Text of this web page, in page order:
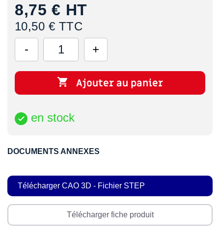
8,75 € HT
10,50 € TTC
 Ajouter au panier
 en stock
DOCUMENTS ANNEXES
Télécharger CAO 3D - Fichier STEP
Télécharger fiche produit